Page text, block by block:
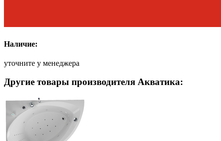
Наличие:
уточните у менеджера
Другие товары производителя Акватика: